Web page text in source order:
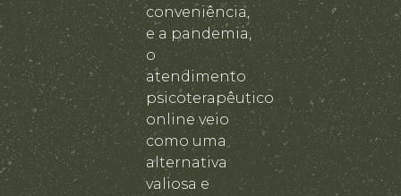
conveniência,
e a pandemia,
o
atendimento
psicoterapêutico
online veio
como uma
alternativa
valiosa e